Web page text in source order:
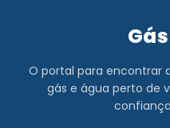
O portal para encontrar
gás e água perto de